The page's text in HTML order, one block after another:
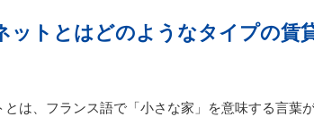
ットとはどのようなタイプの賃
とは、フランス語で「小さな家」を意味する言葉